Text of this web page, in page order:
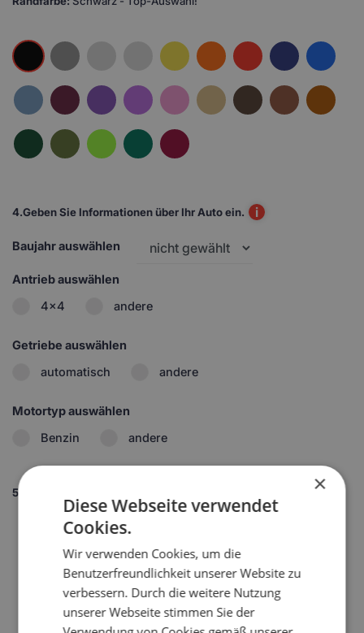
4.Geben Sie Informationen über Ihr Auto ein. i
Baujahr auswählen
Antrieb auswählen
4x4
andere
Getriebe auswählen
automatisch
andere
Motortyp auswählen
Benzin
andere
5. ×
Diese Webseite verwendet
Cookies.
Wir verwenden Cookies, um die
Benutzerfreundlichkeit unserer Website zu
verbessern. Durch die weitere Nutzung
unserer Webseite stimmen Sie der